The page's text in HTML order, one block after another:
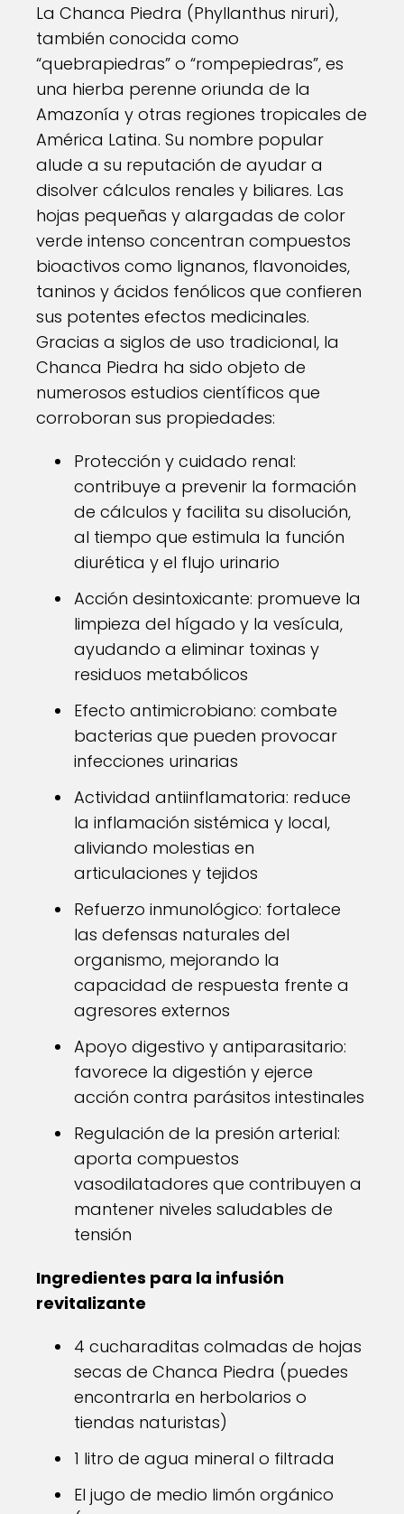
La Chanca Piedra (Phyllanthus niruri),
también conocida como
“quebrapiedras” o “rompepiedras”, es
una hierba perenne oriunda de la
Amazonía y otras regiones tropicales de
América Latina. Su nombre popular
alude a su reputación de ayudar a
disolver cálculos renales y biliares. Las
hojas pequeñas y alargadas de color
verde intenso concentran compuestos
bioactivos como lignanos, flavonoides,
taninos y ácidos fenólicos que confieren
sus potentes efectos medicinales.
Gracias a siglos de uso tradicional, la
Chanca Piedra ha sido objeto de
numerosos estudios científicos que
corroboran sus propiedades:
Protección y cuidado renal:
contribuye a prevenir la formación
de cálculos y facilita su disolución,
al tiempo que estimula la función
diurética y el flujo urinario
Acción desintoxicante: promueve la
limpieza del hígado y la vesícula,
ayudando a eliminar toxinas y
residuos metabólicos
Efecto antimicrobiano: combate
bacterias que pueden provocar
infecciones urinarias
Actividad antiinflamatoria: reduce
la inflamación sistémica y local,
aliviando molestias en
articulaciones y tejidos
Refuerzo inmunológico: fortalece
las defensas naturales del
organismo, mejorando la
capacidad de respuesta frente a
agresores externos
Apoyo digestivo y antiparasitario:
favorece la digestión y ejerce
acción contra parásitos intestinales
Regulación de la presión arterial:
aporta compuestos
vasodilatadores que contribuyen a
mantener niveles saludables de
tensión
Ingredientes para la infusión
revitalizante
4 cucharaditas colmadas de hojas
secas de Chanca Piedra (puedes
encontrarla en herbolarios o
tiendas naturistas)
1 litro de agua mineral o filtrada
El jugo de medio limón orgánico